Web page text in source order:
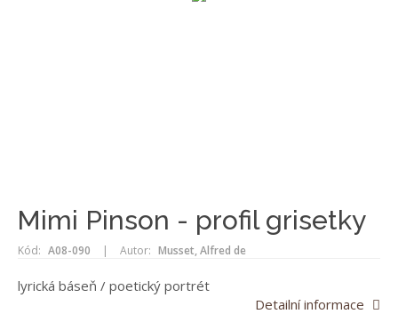
Mimi Pinson - profil grisetky
Kód: A08-090 | Autor: Musset, Alfred de
lyrická báseň / poetický portrét
Detailní informace